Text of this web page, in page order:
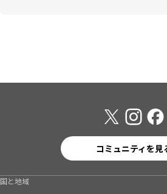
コミュニティを見
国と地域